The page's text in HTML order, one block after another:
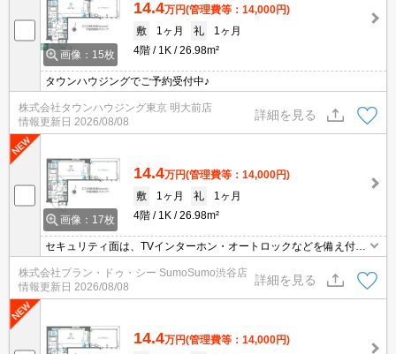
画像：15枚
14.4万円(管理費等：14,000円)
敷
1ヶ月 礼
1ヶ月
4階
1K 26.98m²
タウンハウジングでご予約受付中♪
株式会社タウンハウジング東京 明大前店
情報更新日 2026/08/08
詳細を見る
画像：17枚
14.4万円(管理費等：14,000円)
敷
1ヶ月 礼
1ヶ月
4階
1K 26.98m²
セキュリティ面は、TVインターホン・オートロックなどを備え付け
ているので安心して暮らせます。室内設備は浴室乾燥機・洗面所独
立など豊富に揃っており、過ごしやすいお部屋になっております。
収納はクロゼット・シューズボックス・全居室収納など豊富なの
で、広々と空間を利用することも可能です。ネット回線がある物件
株式会社プラン・ドゥ・シー SumoSumo渋谷店
情報更新日 2026/08/08
詳細を見る
14.4万円(管理費等：14,000円)